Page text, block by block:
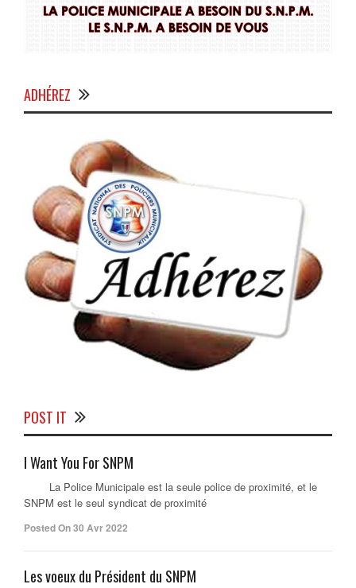
ADHÉREZ
POST IT
I Want You For SNPM
La Police Municipale est la seule police de proximité, et le
SNPM est le seul syndicat de proximité
Posted On 30 Avr 2022
Les voeux du Président du SNPM